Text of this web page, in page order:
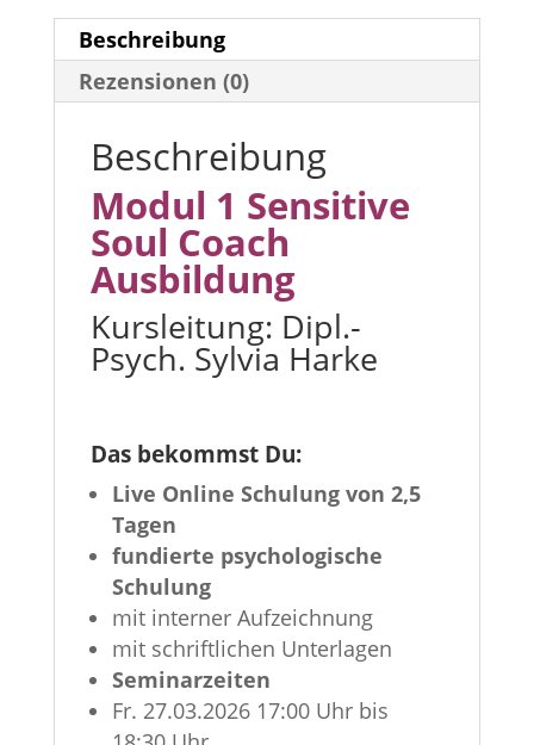
Beschreibung
Rezensionen (0)
Beschreibung
Modul 1 Sensitive
Soul Coach
Ausbildung
Kursleitung: Dipl.-
Psych. Sylvia Harke
Das bekommst Du:
Live Online Schulung von 2,5
Tagen
fundierte psychologische
Schulung
mit interner Aufzeichnung
mit schriftlichen Unterlagen
Seminarzeiten
Fr. 27.03.2026 17:00 Uhr bis